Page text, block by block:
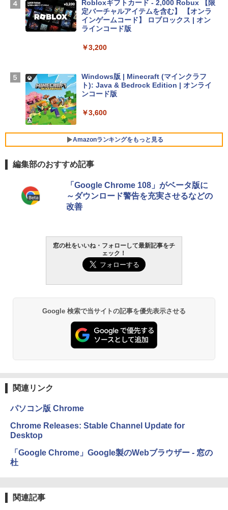
h ID - ミッドナイト
￥224,800
SSD インテル Core 5
￥129,800
Core i5/16GB/SSD 512GB/ホワイト) FM
VWK3E15W_AZ
￥139,880
Robloxギフトカード - 2,000 Robux 【限
定バーチャルアイテムを含む】 【オンラ
インゲームコード】 ロブロックス | オン
ラインコード版
￥3,200
Windows版 | Minecraft (マインクラフ
ト): Java & Bedrock Edition | オンライ
ンコード版
￥3,600
Amazonランキングをもっと見る
生成AIパスポート公式テキスト 第４版
￥1,766
AIイラスト表現辞典: 思い通りの絵を引き
出す プロンプトの言葉 AI画像生成シリー
ズ (はぴーイラストLabo)
1冊ですべて身につくHTML & CSSとWe
￥1,292
めのAIコーディング入門シリーズ
￥99
FM TOWNS ハイパー・カタログ: 本体ハ
Amazon Kindle - 目に優しい、かさばら
ない、大きな画面で読みやすい、6週間持
続バッテリー、6インチディスプレイ電子
書籍リーダー、マッチャ、16GB、広告な
￥16,980
Kindle Paperwhite シグニチャーエディ
ション (32GB) 7インチディスプレイ、明
ブラック
￥27,980
Amazon Kindle Paperwhite (16GB) 7イ
ージ、防水、7インチカラーディスプレ
テリー、広告無し、ブラック (2025年発
売)
編集部のおすすめ記事
「Google Chrome 108」がベータ版に
～ダウンロード警告を充実させるなどの
改善
窓の杜をいいね・フォローして最新記事をチ
ェック！
Google 検索で当サイトの記事を優先表示させる
関連リンク
パソコン版 Chrome
Chrome Releases: Stable Channel Update for
Desktop
「Google Chrome」Google製のWebブラウザー - 窓の
杜
関連記事